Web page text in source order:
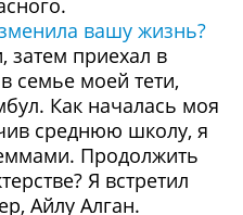
вашу жизнь?
приехал в
семье моей тети,
Как началась моя
среднюю школу, я
Продолжить
Я встретил
Айлу Алган.